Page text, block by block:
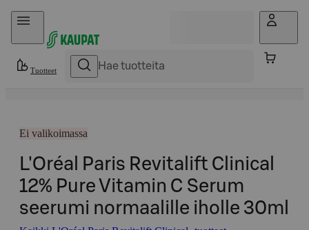
Hyppää sisältöön
Tuotteet
Ei valikoimassa
L'Oréal Paris Revitalift Clinical
12% Pure Vitamin C Serum
seerumi normaalille iholle 30ml